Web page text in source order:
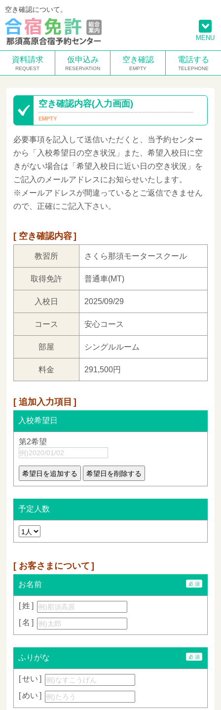
空き確認について。
資料請求 仮申込み 空き確認 電話する
空き確認内容(入力画面)
必要事項を記入して送信いただくと、当予約センター
から「入校希望日の空き状況」また、希望入校日に空
きがない場合は「希望入校日に近い日の空き状況」を
ご記入のメールアドレスにお知らせいたします。
※メールアドレスが間違っているとご返信できません
ので、正確にご記入下さい。
空き確認内容
教習所 さくら那須モータースクール
取得免許 普通車(MT)
入校日 2025/09/29
コース 安心コース
部屋 シングルルーム
料金 291,500円
追加入力項目
入校希望日
第2希望
予定人数
お客さまについて
お名前
姓
名
ふりがな
せい
めい
MENU